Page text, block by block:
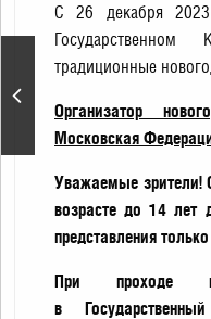
Новогодняя музыкально-
«Рождество в
С 26 декабря
Государственном
традиционные
Организатор
Московская
Уважаемые зрители!
возрасте до 14 лет
представления
При проходе
в